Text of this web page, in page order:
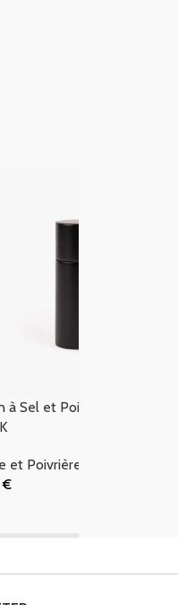
à Sel et Poivre Noir ALL
et Poivrière
€